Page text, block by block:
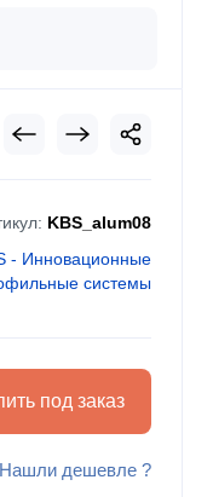
KBS_alum08
- Инновационные
системы
под заказ
Нашли дешевле ?